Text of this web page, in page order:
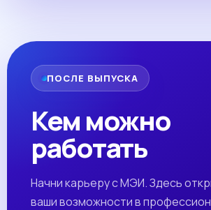
ПОСЛЕ ВЫПУСКА
Кем можно
работать
Начни карьеру с МЭИ. Здесь
ваши возможности в